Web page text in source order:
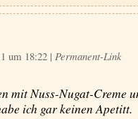
um 18:22 | Permanent-Link
mit Nuss-Nugat-Creme
ich gar keinen Apetitt.